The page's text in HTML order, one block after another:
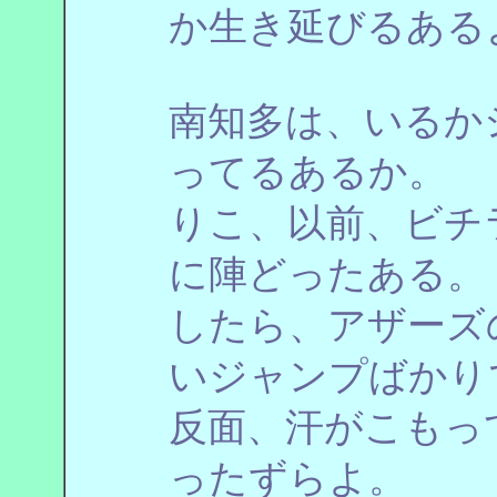
か生き延びるある
南知多は、いる
ってるあるか。
りこ、以前、ビ
に陣どったある。
したら、アザー
いジャンプばか
反面、汗がこも
ったずらよ。